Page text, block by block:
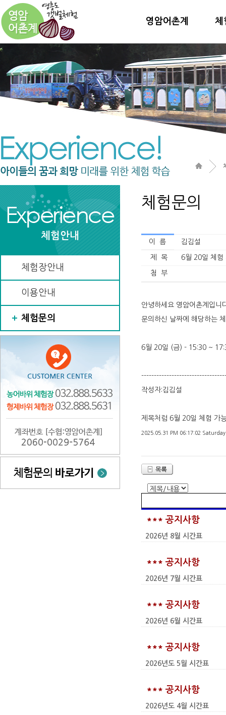
영암어촌계 체
체험안내
체험장안내
이용안내
체험문의
체험문의
이 름 김김설
제 목 6월 20일 체험
첨 부
안녕하세요 영암어촌계입니
문의하신 날짜에 해당하는
6월 20일 (금) - 15:30 ~
작성자:김김설
제목처럼 6월 20일 체험 가
2025.05.31 PM 06:17:02 Saturday
*** 공지사항
2026년 8월 시간표
*** 공지사항
2026년 7월 시간표
*** 공지사항
2026년 6월 시간표
*** 공지사항
2026년도 5월 시간표
*** 공지사항
2026년도 4월 시간표